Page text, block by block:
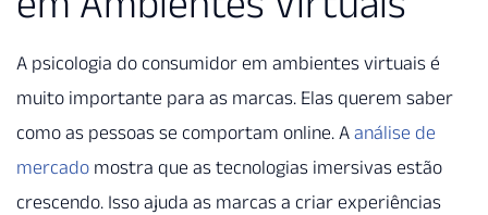
A psicologia do consumidor em ambientes virtuais é
muito importante para as marcas. Elas querem saber
como as pessoas se comportam online. A análise de
mercado mostra que as tecnologias imersivas estão
crescendo. Isso ajuda as marcas a criar experiências